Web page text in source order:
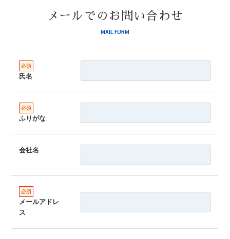
メールでのお問い合わせ
MAIL FORM
氏名
ふりがな
会社名
メールアドレ
ス